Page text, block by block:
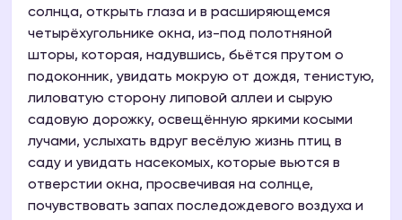
солнца, открыть глаза и в расширяющемся
четырёхугольнике окна, из-под полотняной
шторы, которая, надувшись, бьётся прутом о
подоконник, увидать мокрую от дождя, тенистую,
лиловатую сторону липовой аллеи и сырую
садовую дорожку, освещённую яркими косыми
лучами, услыхать вдруг весёлую жизнь птиц в
саду и увидать насекомых, которые вьются в
отверстии окна, просвечивая на солнце,
почувствовать запах последождевого воздуха и